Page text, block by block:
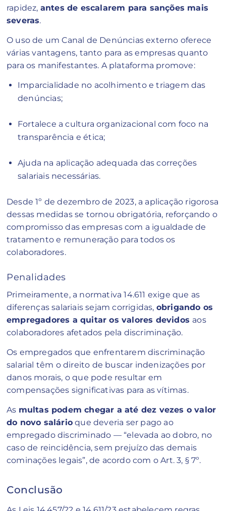
rapidez, antes de escalarem para sanções mais
severas.
O uso de um Canal de Denúncias externo oferece
várias vantagens, tanto para as empresas quanto
para os manifestantes. A plataforma promove:
Imparcialidade no acolhimento e triagem das
denúncias;
Fortalece a cultura organizacional com foco na
transparência e ética;
Ajuda na aplicação adequada das correções
salariais necessárias.
Desde 1º de dezembro de 2023, a aplicação rigorosa
dessas medidas se tornou obrigatória, reforçando o
compromisso das empresas com a igualdade de
tratamento e remuneração para todos os
colaboradores.
Penalidades
Primeiramente, a normativa 14.611 exige que as
diferenças salariais sejam corrigidas, obrigando os
empregadores a quitar os valores devidos aos
colaboradores afetados pela discriminação.
Os empregados que enfrentarem discriminação
salarial têm o direito de buscar indenizações por
danos morais, o que pode resultar em
compensações significativas para as vítimas.
As multas podem chegar a até dez vezes o valor
do novo salário que deveria ser pago ao
empregado discriminado — “elevada ao dobro, no
caso de reincidência, sem prejuízo das demais
cominações legais”, de acordo com o Art. 3, § 7º.
Conclusão